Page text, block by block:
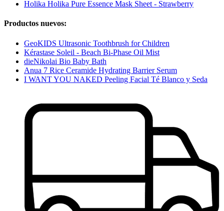
Holika Holika Pure Essence Mask Sheet - Strawberry
Productos nuevos:
GeoKIDS Ultrasonic Toothbrush for Children
Kérastase Soleil - Beach Bi-Phase Oil Mist
dieNikolai Bio Baby Bath
Anua 7 Rice Ceramide Hydrating Barrier Serum
I WANT YOU NAKED Peeling Facial Té Blanco y Seda